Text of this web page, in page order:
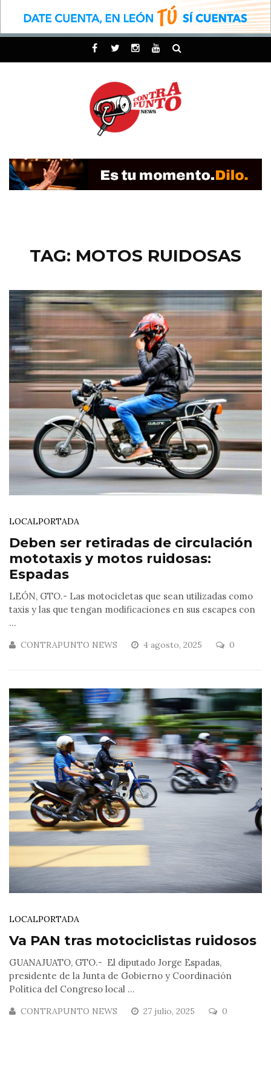
TAG: MOTOS RUIDOSAS
LOCALPORTADA
Deben ser retiradas de circulación
mototaxis y motos ruidosas:
Espadas
LEÓN, GTO.- Las motocicletas que sean utilizadas como
taxis y las que tengan modificaciones en sus escapes con
...
CONTRAPUNTO NEWS 4 agosto, 2025 0
LOCALPORTADA
Va PAN tras motociclistas ruidosos
GUANAJUATO, GTO.- El diputado Jorge Espadas,
presidente de la Junta de Gobierno y Coordinación
Política del Congreso local ...
CONTRAPUNTO NEWS 27 julio, 2025 0